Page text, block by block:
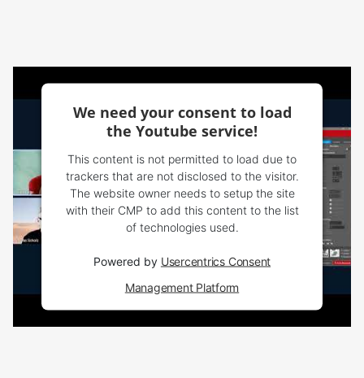
We need your consent to load
the Youtube service!
This content is not permitted to load due to
trackers that are not disclosed to the visitor.
The website owner needs to setup the site
with their CMP to add this content to the list
of technologies used.
Powered by Usercentrics Consent
Management Platform